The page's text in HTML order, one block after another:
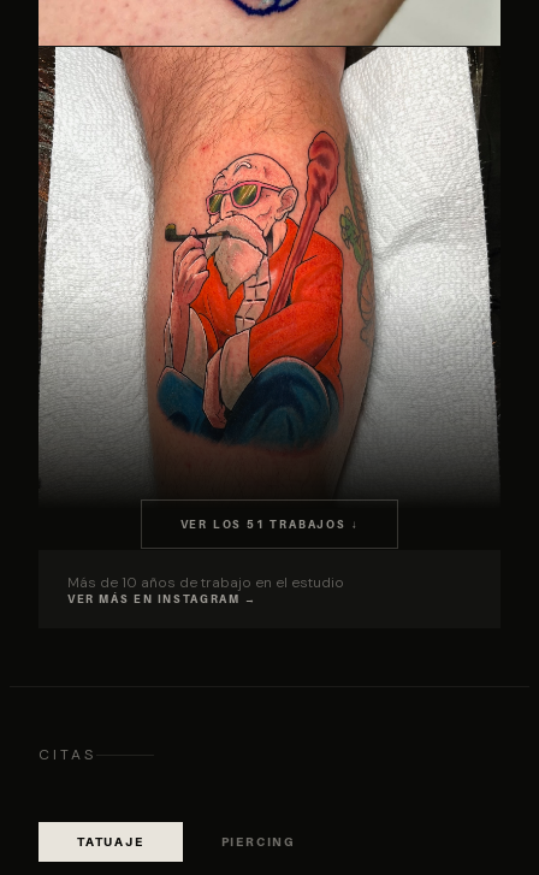
VER LOS 51 TRABAJOS ↓
Más de 10 años de trabajo en el estudio
VER MÁS EN INSTAGRAM →
CITAS
TATUAJE PIERCING